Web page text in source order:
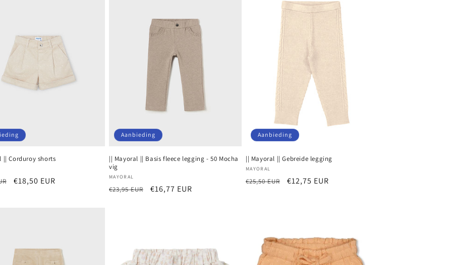
|| Corduroy shorts
Aanbiedingsprijs
€18,50 EUR
Aanbieding
|| Mayoral || Basis fleece legging - 50 Mocha
vig
Verkoper:
MAYORAL
Normale
€23,95 EUR Aanbiedingsprijs
€16,77 EUR
Aanbieding
|| Mayoral || Gebreide legging
Verkoper:
MAYORAL
Normale
€25,50 EUR Aanbiedingsprijs
€12,75 EUR